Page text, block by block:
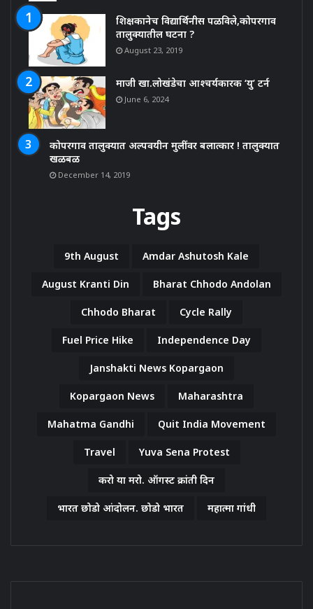
शिक्षकानेच विद्यार्थिनीस पळविले,कोपरगाव
तालुक्यातील घटना ?
August 23, 2019
माजी खा.लोखंडेचा आश्चर्यकारक ‘यु’ टर्न
June 6, 2024
कोपरगाव तालुक्यात अल्पवयीन मुलींवर बलात्कार ! तालुक्यात
खळबळ
December 14, 2019
Tags
9th August Amdar Ashutosh Kale
August Kranti Din Bharat Chhodo Andolan
Chhodo Bharat Cycle Rally
Fuel Price Hike Independence Day
Janshakti News Kopargaon
Kopargaon News Maharashtra
Mahatma Gandhi Quit India Movement
Travel Yuva Sena Protest
करो या मरो. ऑगस्ट क्रांती दिन
भारत छोडो आंदोलन. छोडो भारत महात्मा गांधी